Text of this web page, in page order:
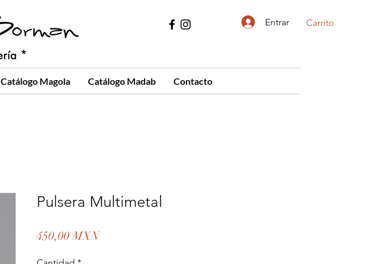
Entrar Carrito
Catálogo Magola Catálogo Madab Contacto
Pulsera Multimetal
450,00 MXNPrecio